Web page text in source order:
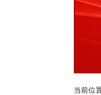
当前位